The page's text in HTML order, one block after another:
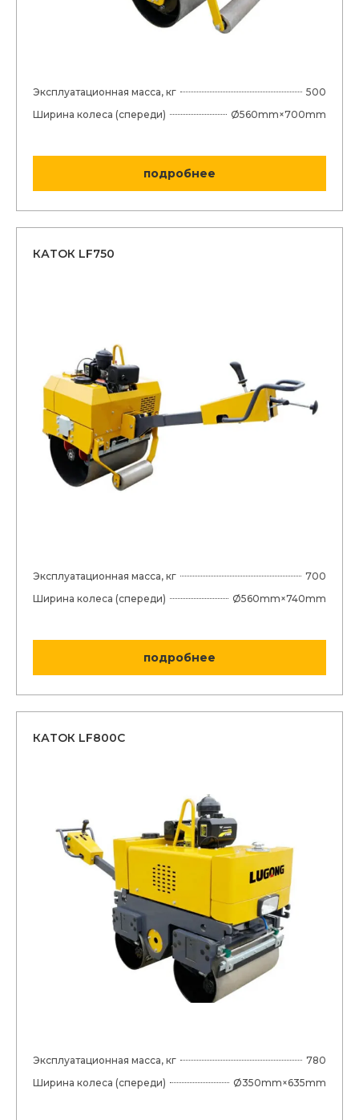
Эксплуатационная масса, кг
500
Ширина колеса (спереди)
Ø560mm×700mm
подробнее
КАТОК LF750
Эксплуатационная масса, кг
700
Ширина колеса (спереди)
Ø560mm×740mm
подробнее
КАТОК LF800C
Эксплуатационная масса, кг
780
Ширина колеса (спереди)
Ø350mm×635mm